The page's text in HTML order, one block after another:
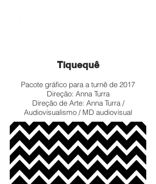
Tiquequê
Pacote gráfico para a turnê de 2017
Direção: Anna Turra
Direção de Arte: Anna Turra /
Audiovisualismo / MD audiovisual